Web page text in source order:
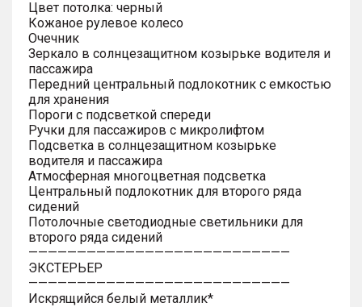
Цвет потолка: черный
Кожаное рулевое колесо
Очечник
Зеркало в солнцезащитном козырьке водителя и
пассажира
Передний центральный подлокотник с емкостью
для хранения
Пороги с подсветкой спереди
Ручки для пассажиров с микролифтом
Подсветка в солнцезащитном козырьке
водителя и пассажира
Атмосферная многоцветная подсветка
Центральный подлокотник для второго ряда
сидений
Потолочные светодиодные светильники для
второго ряда сидений
———————————————————————————
ЭКСТЕРЬЕР
———————————————————————————
Искрящийся белый металлик*